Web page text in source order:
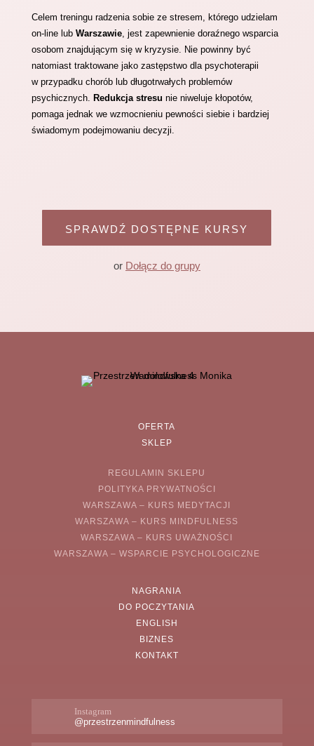
Celem treningu radzenia sobie ze stresem, którego udzielam
on-line lub Warszawie, jest zapewnienie doraźnego wsparcia
osobom znajdującym się w kryzysie. Nie powinny być
natomiast traktowane jako zastępstwo dla psychoterapii
w przypadku chorób lub długotrwałych problemów
psychicznych. Redukcja stresu nie niweluje kłopotów,
pomaga jednak we wzmocnieniu pewności siebie i bardziej
świadomym podejmowaniu decyzji.
SPRAWDŹ DOSTĘPNE KURSY
or Dołącz do grupy
OFERTA
SKLEP
REGULAMIN SKLEPU
POLITYKA PRYWATNOŚCI
WARSZAWA – KURS MEDYTACJI
WARSZAWA – KURS MINDFULNESS
WARSZAWA – KURS UWAŻNOŚCI
WARSZAWA – WSPARCIE PSYCHOLOGICZNE
NAGRANIA
DO POCZYTANIA
ENGLISH
BIZNES
KONTAKT
Instagram
@przestrzenmindfulness